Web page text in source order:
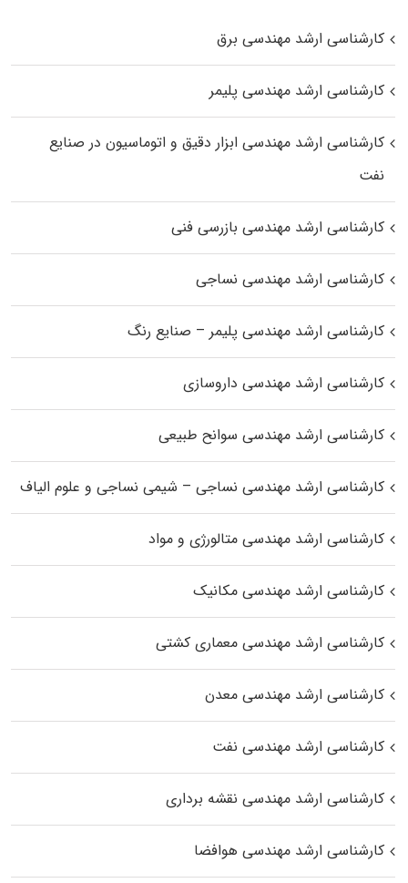
کارشناسی ارشد مهندسی برق
کارشناسی ارشد مهندسی پلیمر
کارشناسی ارشد مهندسی ابزار دقیق و اتوماسیون در صنایع
نفت
کارشناسی ارشد مهندسی بازرسی فنی
کارشناسی ارشد مهندسی نساجی
کارشناسی ارشد مهندسی پلیمر – صنایع رنگ
کارشناسی ارشد مهندسی داروسازی
کارشناسی ارشد مهندسی سوانح طبیعی
کارشناسی ارشد مهندسی نساجی – شیمی نساجی و علوم الیاف
کارشناسی ارشد مهندسی متالورژی و مواد
کارشناسی ارشد مهندسی مکانیک
کارشناسی ارشد مهندسی معماری کشتی
کارشناسی ارشد مهندسی معدن
کارشناسی ارشد مهندسی نفت
کارشناسی ارشد مهندسی نقشه برداری
کارشناسی ارشد مهندسی هوافضا